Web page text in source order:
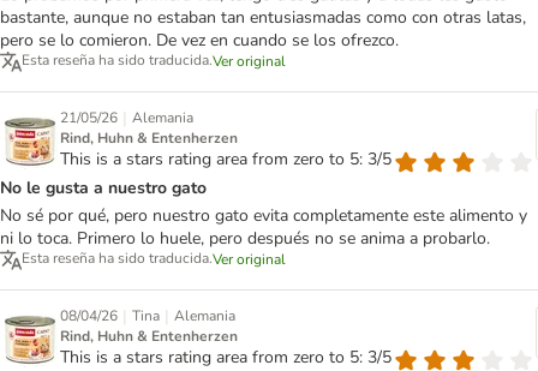
bastante, aunque no estaban tan entusiasmadas como con otras latas,
pero se lo comieron. De vez en cuando se los ofrezco.
Esta reseña ha sido traducida.Ver original
21/05/26 | Alemania
Rind, Huhn & Entenherzen
This is a stars rating area from zero to 5: 3/5
No le gusta a nuestro gato
No sé por qué, pero nuestro gato evita completamente este alimento y
ni lo toca. Primero lo huele, pero después no se anima a probarlo.
Esta reseña ha sido traducida.Ver original
08/04/26 | Tina | Alemania
Rind, Huhn & Entenherzen
This is a stars rating area from zero to 5: 3/5